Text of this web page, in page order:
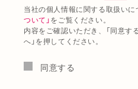
当社の個人情報に関する取扱いに
ついて」をご覧ください。
内容をご確認いただき、「同意す
へ」を押してください。
同意する